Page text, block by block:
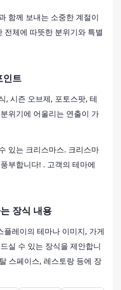
함께 보내는 소중한 계절이
전체에 따뜻한 분위기와 특별
인트
, 시즌 오브제, 포토스팟, 테
위기에 어울리는 연출이 가
있는 크리스마스. 크리스마
부합니다! . 고객의 테마에
장식 내용
플레이의 테마나 이미지, 가게
실 수 있는 장식을 제안합니
스페이스, 레스토랑 등에 장